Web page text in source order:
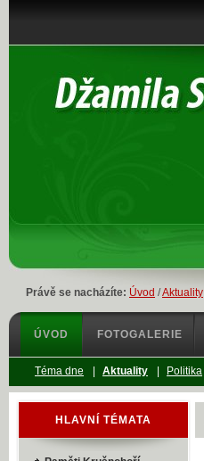
Právě se nacházíte: Úvod /Aktuality
HLAVNÍ TÉMATA
ÚVOD FOTOGALERIE
Téma dne Aktuality Politika